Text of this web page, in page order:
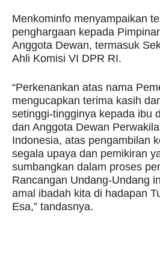
Menkominfo menyampaikan
penghargaan kepada
Anggota Dewan, termasuk
Ahli Komisi VI DPR RI.
“Perkenankan atas nama
mengucapkan terima kasih
setinggi-tingginya kepada ibu
dan Anggota Dewan
Indonesia, atas pengambilan
segala upaya dan pemikiran
sumbangkan dalam proses
Rancangan Undang-Undang
amal ibadah kita di hadapan
Esa,” tandasnya.